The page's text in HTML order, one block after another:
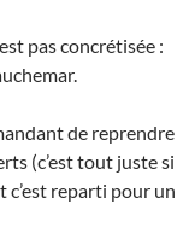
pas concrétisée :
de reprendre
(c’est tout juste si
c’est reparti pour un